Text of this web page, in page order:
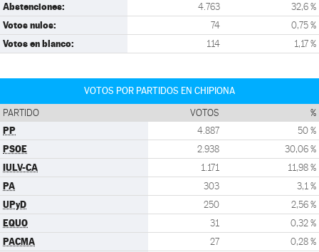
Abstenciones: 4.763 32,6 %
Votos nulos: 74 0,75 %
Votos en blanco: 114 1,17 %
VOTOS POR PARTIDOS EN CHIPIONA
PARTIDO VOTOS %
PP 4.887 50 %
PSOE 2.938 30,06 %
IULV-CA 1.171 11,98 %
PA 303 3,1 %
UPyD 250 2,56 %
EQUO 31 0,32 %
PACMA 27 0,28 %